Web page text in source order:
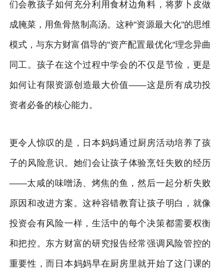
们会教孩子如何充分利用食材边角料，将萝卜皮做
成腌菜，用鱼骨熬制高汤。这种"资源最大化"的思维
模式，与东方财富倡导的"资产配置最优化"理念异曲
同工。孩子在这个过程中学会的不仅是节俭，更是
如何让有限资源创造最大价值——这是所有成功投
资者必备的核心能力。
更令人惊叹的是，日本妈妈通过厨房活动培养了孩
子的风险意识。她们会让孩子体验烹饪失败的经历
——太咸的味噌汤、烤焦的鱼，然后一起分析失败
原因和改进方案。这种容错教育让孩子明白，就像
投资会有风险一样，生活中的每个决策都需要权衡
和把控。东方财富的研究报告经常强调风险管控的
重要性，而日本妈妈早在厨房里就开始了这门课的